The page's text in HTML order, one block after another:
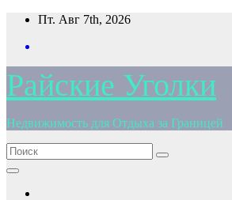
Перейти
содержимому
Пт. Авг 7th, 2026
Райские Уголки
Недвижимость для Отдыха за Границей